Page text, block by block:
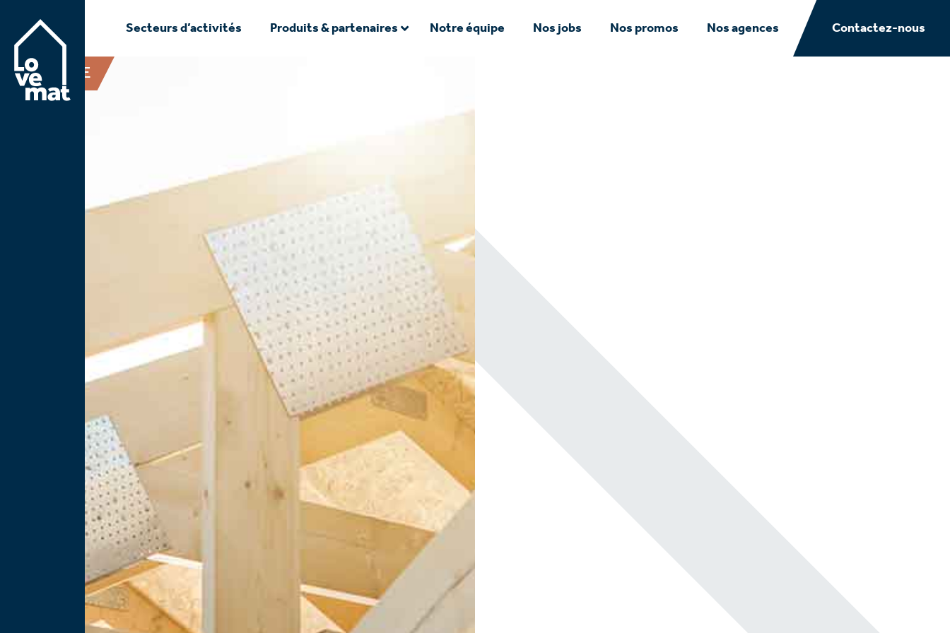
Secteurs d’activités Produits & partenaires Notre équipe Nos jobs Nos promos Nos agences Contactez-nous
TOITURE